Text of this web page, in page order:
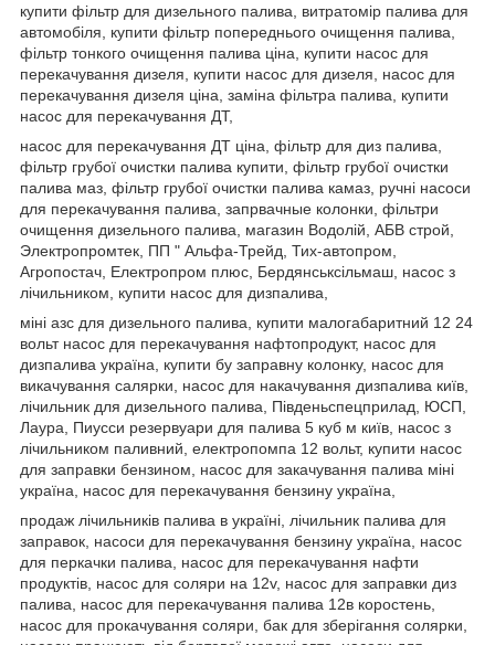
купити фільтр для дизельного палива, витратомір палива для
автомобіля, купити фільтр попереднього очищення палива,
фільтр тонкого очищення палива ціна, купити насос для
перекачування дизеля, купити насос для дизеля, насос для
перекачування дизеля ціна, заміна фільтра палива, купити
насос для перекачування ДТ,
насос для перекачування ДТ ціна, фільтр для диз палива,
фільтр грубої очистки палива купити, фільтр грубої очистки
палива маз, фільтр грубої очистки палива камаз, ручні насоси
для перекачування палива, запрвачные колонки, фільтри
очищення дизельного палива, магазин Водолій, АБВ строй,
Электропромтек, ПП " Альфа-Трейд, Тих-автопром,
Агропостач, Електропром плюс, Бердянськсільмаш, насос з
лічильником, купити насос для дизпалива,
міні азс для дизельного палива, купити малогабаритний 12 24
вольт насос для перекачування нафтопродукт, насос для
дизпалива україна, купити бу заправну колонку, насос для
викачування салярки, насос для накачування дизпалива київ,
лічильник для дизельного палива, Південьспецприлад, ЮСП,
Лаура, Пиусси резервуари для палива 5 куб м київ, насос з
лічильником паливний, електропомпа 12 вольт, купити насос
для заправки бензином, насос для закачування палива міні
україна, насос для перекачування бензину україна,
продаж лічильників палива в україні, лічильник палива для
заправок, насоси для перекачування бензину україна, насос
для перкачки палива, насос для перекачування нафти
продуктів, насос для соляри на 12v, насос для заправки диз
палива, насос для перекачування палива 12в коростень,
насос для прокачування соляри, бак для зберігання солярки,